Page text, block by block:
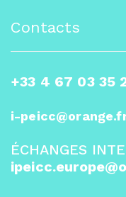
Contacts
+33 4 67 03 35
i-
ÉCHANGES